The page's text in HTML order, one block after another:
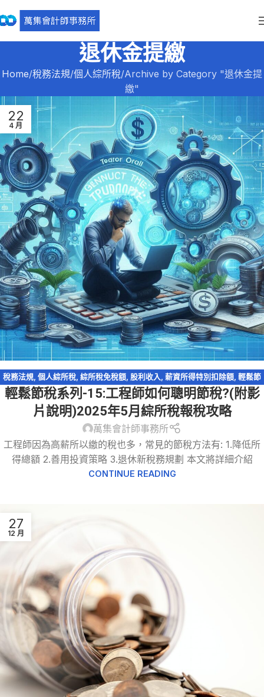
退休金提繳
Home 稅務法規 個人綜所稅 Archive by Category "退休金提
繳"
22
4 月
稅務法規, 個人綜所稅, 綜所稅免稅額, 股利收入, 薪資所得特別扣除額, 輕鬆節
稅,輕鬆節稅-綜所稅,退休金提繳
輕鬆節稅系列-15:工程師如何聰明節稅?(附影
片說明)2025年5月綜所稅報稅攻略
萬集會計師事務所
工程師因為高薪所以繳的稅也多，常見的節稅方法有: 1.降低所
得總額 2.善用投資策略 3.退休新稅務規劃 本文將詳細介紹
CONTINUE READING
27
12 月